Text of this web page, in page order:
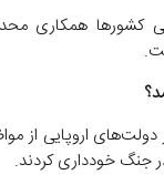
کشورها همکاری
اروپایی از
جنگ خودداری کردند.